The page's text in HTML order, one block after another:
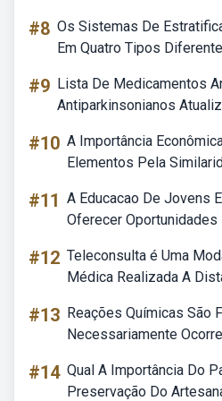
#8 Os Sistemas De
Em Quatro Tipos
#9 Lista De Medicamentos
Antiparkinsonianos
#10 A Importância
Elementos Pela
#11 A Educacao De Jovens
Oferecer Oportunidades
#12 Teleconsulta é Uma
Médica Realizada A
#13 Reações Químicas São
Necessariamente
#14 Qual A Importância Do
Preservação Do